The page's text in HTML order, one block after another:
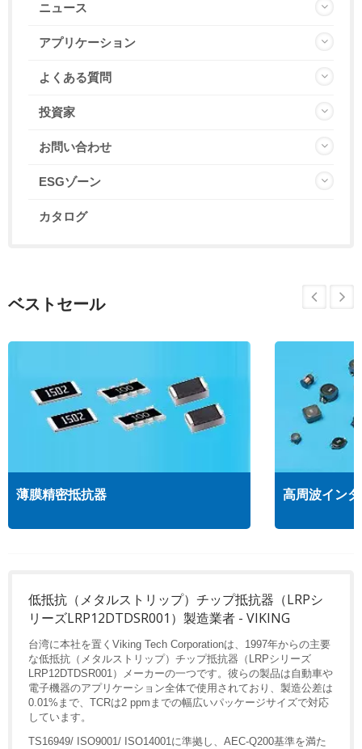
ニュース
アプリケーション
よくある質問
投資家
お問い合わせ
ESGゾーン
カタログ
ベストセール
薄膜精密抵抗器 高周波イン
低抵抗（メタルストリップ）チップ抵抗器（LRPシ
リーズLRP12DTDSR001）製造業者 - VIKING
台湾に本社を置くViking Tech Corporationは、1997年からの主要
な低抵抗（メタルストリップ）チップ抵抗器（LRPシリーズ
LRP12DTDSR001）メーカーの一つです。彼らの製品は自動車や
電子機器のアプリケーション全体で使用されており、製造公差は
0.01%まで、TCRは2 ppmまでの幅広いパッケージサイズで対応
しています。
TS16949/ ISO9001/ ISO14001に準拠し、AEC-Q200基準を満た